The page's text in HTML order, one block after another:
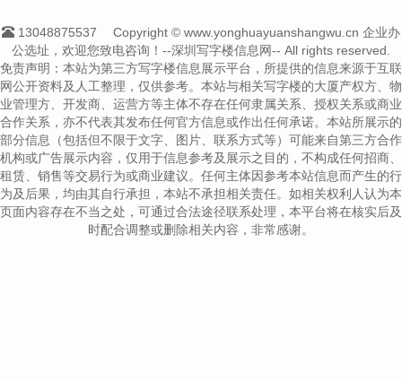
13048875537
Copyright © www.yonghuayuanshangwu.cn 企业办
公选址，欢迎您致电咨询！--深圳写字楼信息网-- All rights reserved.
免责声明：本站为第三方写字楼信息展示平台，所提供的信息来源于互联
网公开资料及人工整理，仅供参考。本站与相关写字楼的大厦产权方、物
业管理方、开发商、运营方等主体不存在任何隶属关系、授权关系或商业
合作关系，亦不代表其发布任何官方信息或作出任何承诺。本站所展示的
部分信息（包括但不限于文字、图片、联系方式等）可能来自第三方合作
机构或广告展示内容，仅用于信息参考及展示之目的，不构成任何招商、
租赁、销售等交易行为或商业建议。任何主体因参考本站信息而产生的行
为及后果，均由其自行承担，本站不承担相关责任。如相关权利人认为本
页面内容存在不当之处，可通过合法途径联系处理，本平台将在核实后及
时配合调整或删除相关内容，非常感谢。